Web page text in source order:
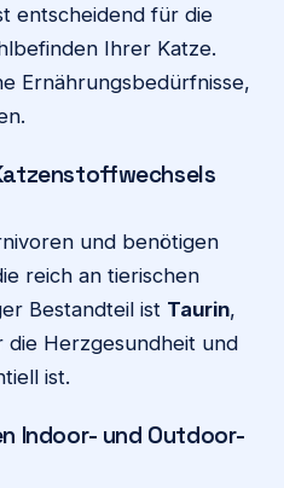
entscheidend für die
Ihrer Katze.
Ernährungsbedürfnisse,
und benötigen
reich an tierischen
Bestandteil ist Taurin,
die Herzgesundheit und
ist.
Indoor- und Outdoor-